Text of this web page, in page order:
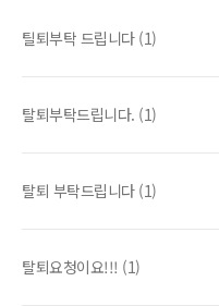
틸퇴부탁 드립니다 (1)
탈퇴부탁드립니다. (1)
탈퇴 부탁드립니다 (1)
탈퇴요청이요!!! (1)